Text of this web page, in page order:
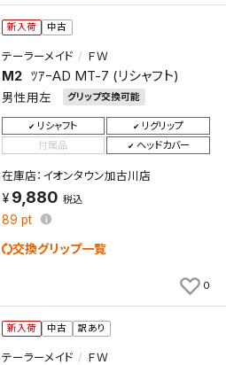
新入荷 中古
テーラーメイド ＦＷ
M2 ﾂｱｰAD MT-7 (リシャフト)
男性用左 グリップ交換可能
リシャフト
リグリップ
付属品
ヘッドカバー
在庫店：イオンタウン加古川店
9,880 税込
89 pt
交換グリップ一覧
0
新入荷 中古 訳あり
テーラーメイド ＦＷ